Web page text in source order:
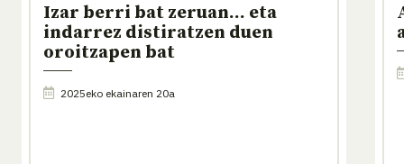
Izar berri bat zeruan... eta
indarrez distiratzen duen
oroitzapen bat
2025eko ekainaren 20a